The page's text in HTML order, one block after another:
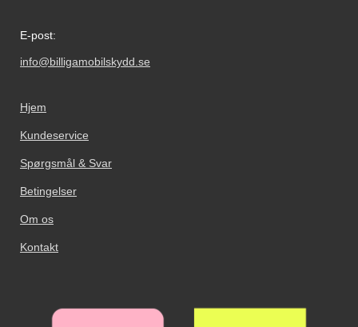
E-post:
info@billigamobilskydd.se
Hjem
Kundeservice
Spørgsmål & Svar
Betingelser
Om os
Kontakt